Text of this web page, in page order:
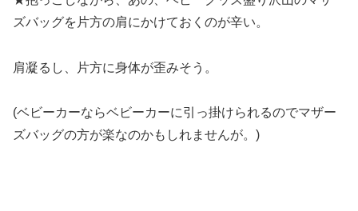
ズバッグを片方の肩にかけておくのが辛い。
肩凝るし、片方に身体が歪みそう。
(ベビーカーならベビーカーに引っ掛けられるのでマザー
ズバッグの方が楽なのかもしれませんが。)